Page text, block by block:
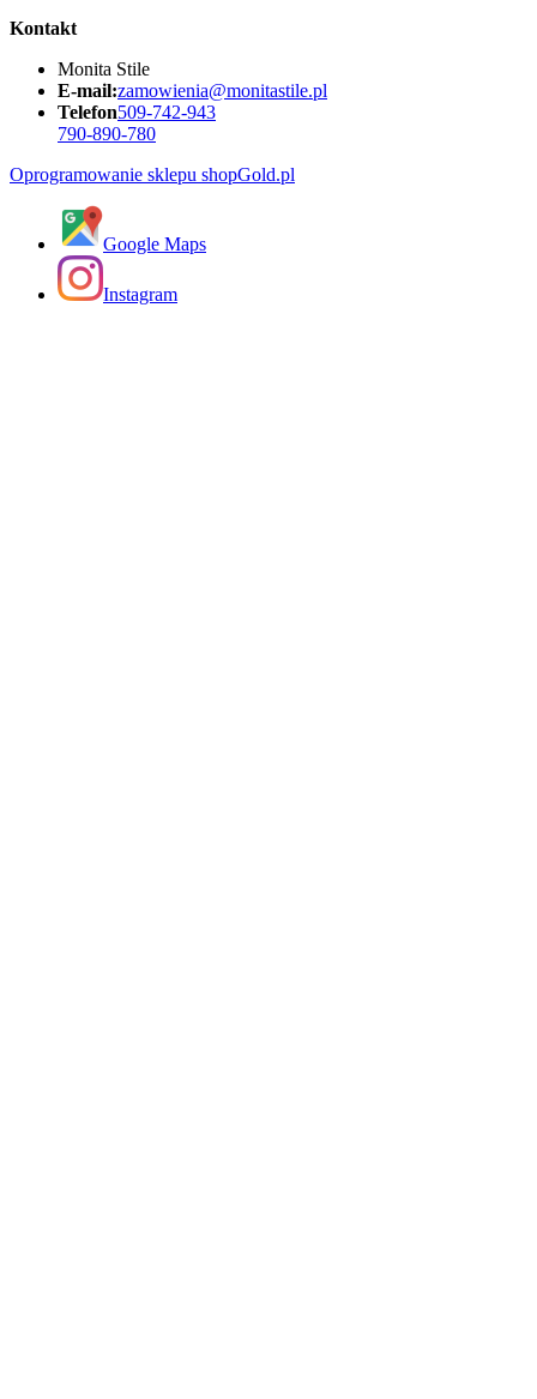
Kontakt
Monita Stile
E-mail:zamowienia@monitastile.pl
Telefon509-742-943
790-890-780
Oprogramowanie sklepu shopGold.pl
Google Maps
Instagram